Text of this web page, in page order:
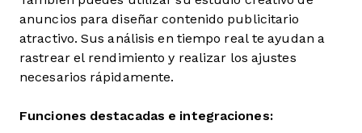
anuncios para diseñar contenido publicitario
atractivo. Sus análisis en tiempo real te ayudan a
rastrear el rendimiento y realizar los ajustes
necesarios rápidamente.
Funciones destacadas e integraciones: